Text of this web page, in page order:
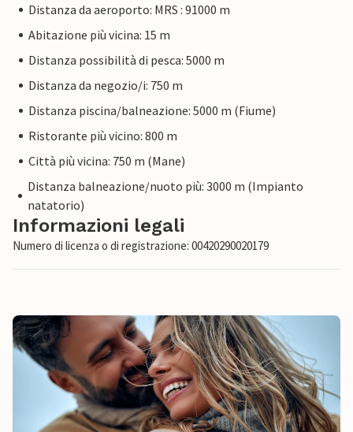
Distanza da aeroporto: MRS : 91000 m
Abitazione più vicina: 15 m
Distanza possibilità di pesca: 5000 m
Distanza da negozio/i: 750 m
Distanza piscina/balneazione: 5000 m (Fiume)
Ristorante più vicino: 800 m
Città più vicina: 750 m (Mane)
Distanza balneazione/nuoto più: 3000 m (Impianto
natatorio)
Informazioni legali
Numero di licenza o di registrazione: 00420290020179